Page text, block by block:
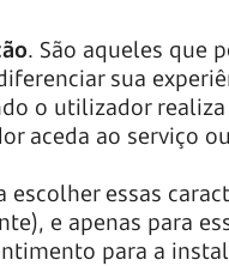
. São aqueles que
sua
o utilizador
aceda ao serviço
essas
e apenas para
para a